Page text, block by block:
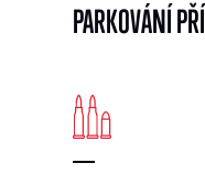
PARKOVÁNÍ